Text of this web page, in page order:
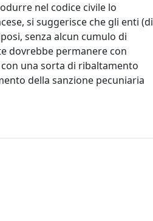
nel codice civile lo
si suggerisce che gli enti (di
senza alcun cumulo di
dovrebbe permanere con
una sorta di ribaltamento
della sanzione pecuniaria